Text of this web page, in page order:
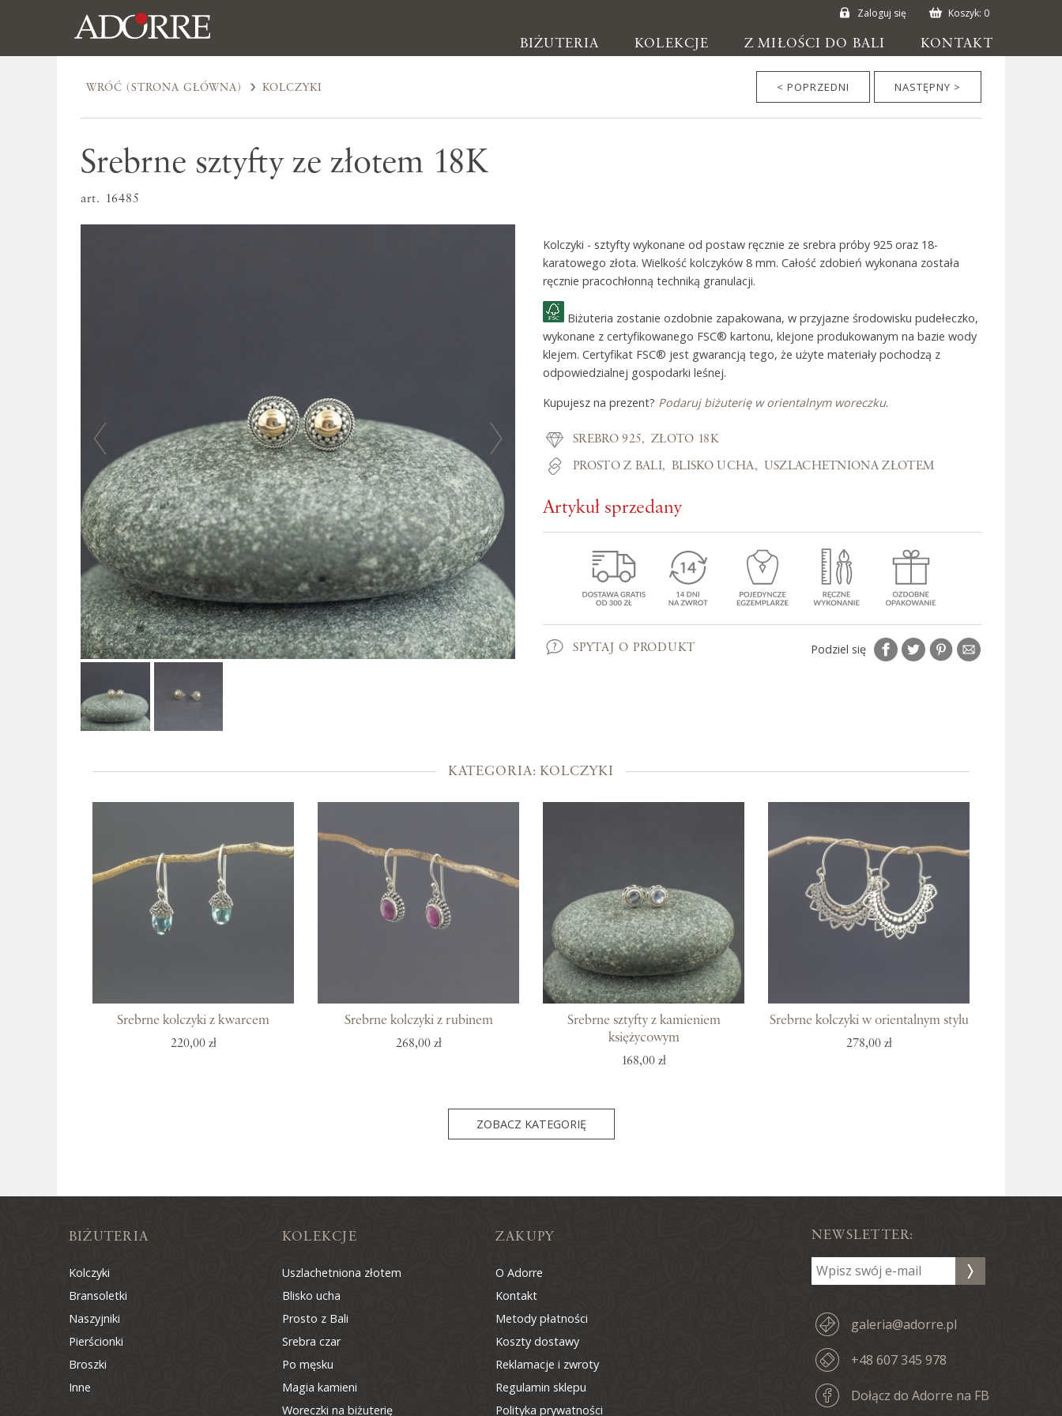
Zaloguj się Koszyk: 0
BIŻUTERIA KOLEKCJE Z MIŁOŚCI DO BALI KONTAKT
Biżuteria
Pierścionki
Broszki
Inne
Z miłości do Bali
O Adorre
Wyspa pełna inspiracji
Prosto z Bali
Po męsku
Woreczki na biżuterię
Bony podarunkowe
WRÓĆ (STRONA GŁÓWNA) KOLCZYKI < POPRZEDNI NASTĘPNY >
Srebrne sztyfty ze złotem 18K
art. 16485
Kolczyki - sztyfty wykonane od postaw ręcznie ze srebra próby 925 oraz 18-
karatowego złota. Wielkość kolczyków 8 mm. Całość zdobień wykonana została
ręcznie pracochłonną techniką granulacji.
Biżuteria zostanie ozdobnie zapakowana, w przyjazne środowisku pudełeczko,
wykonane z certyfikowanego FSC® kartonu, klejone produkowanym na bazie wody
klejem. Certyfikat FSC® jest gwarancją tego, że użyte materiały pochodzą z
odpowiedzialnej gospodarki leśnej.
Kupujesz na prezent? Podaruj biżuterię w orientalnym woreczku.
SREBRO 925 ZŁOTO 18K
PROSTO Z BALI BLISKO UCHA USZLACHETNIONA ZŁOTEM
Artykuł sprzedany
SPYTAJ O PRODUKT Podziel się
KATEGORIA: KOLCZYKI
Srebrne kolczyki z kwarcem
220,00 zł
Srebrne kolczyki z rubinem
268,00 zł
Srebrne sztyfty z kamieniem
księżycowym
168,00 zł
Srebrne kolczyki w orientalnym stylu
278,00 zł
ZOBACZ KATEGORIĘ
NEWSLETTER:
galeria@adorre.pl
+48 607 345 978
Dołącz do Adorre na FB
BIŻUTERIA
Kolczyki
Bransoletki
Naszyjniki
Pierścionki
Broszki
Inne
KOLEKCJE
Uszlachetniona złotem
Blisko ucha
Prosto z Bali
Srebra czar
Po męsku
Magia kamieni
Woreczki na biżuterię
ZAKUPY
O Adorre
Kontakt
Metody płatności
Koszty dostawy
Reklamacje i zwroty
Regulamin sklepu
Polityka prywatności